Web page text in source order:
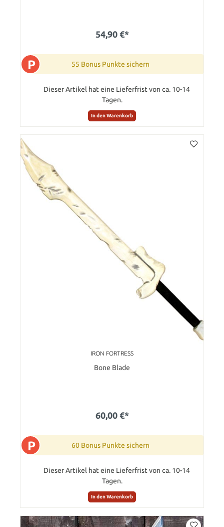
54,90 €*
P 55 Bonus Punkte sichern
Dieser Artikel hat eine Lieferfrist von ca. 10-14
Tagen.
In den Warenkorb
IRON FORTRESS
Bone Blade
60,00 €*
P 60 Bonus Punkte sichern
Dieser Artikel hat eine Lieferfrist von ca. 10-14
Tagen.
In den Warenkorb